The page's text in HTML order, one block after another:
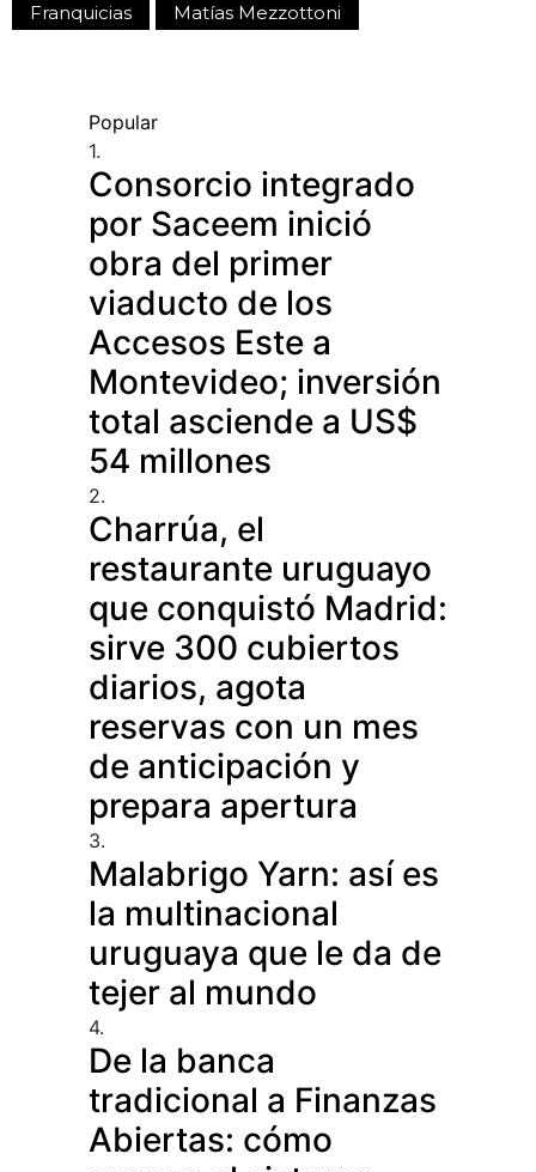
Franquicias Matías Mezzottoni
Popular
1.
Consorcio integrado
por Saceem inició
obra del primer
viaducto de los
Accesos Este a
Montevideo; inversión
total asciende a US$
54 millones
2.
Charrúa, el
restaurante uruguayo
que conquistó Madrid:
sirve 300 cubiertos
diarios, agota
reservas con un mes
de anticipación y
prepara apertura
3.
Malabrigo Yarn: así es
la multinacional
uruguaya que le da de
tejer al mundo
4.
De la banca
tradicional a Finanzas
Abiertas: cómo